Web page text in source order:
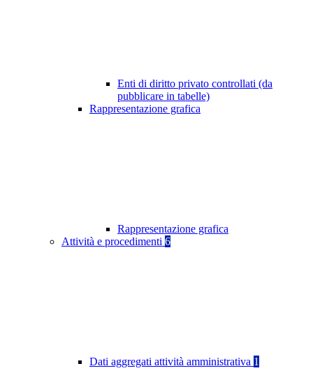
Enti di diritto privato controllati (da
pubblicare in tabelle)
Rappresentazione grafica
Rappresentazione grafica
Attività e procedimenti 6
Dati aggregati attività amministrativa 1